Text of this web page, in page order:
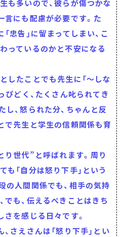
も多いので、彼らが傷つかな
言にも配慮が必要です。た
忠告」に留まってしまい、こ
っているのかと不安になる
したことでも先生に「～しな
ぴどく、たくさん叱られてき
し、怒られた分、ちゃんと反
で先生と学生の信頼関係も育
世代”と呼ばれます。周り
「自分は怒り下手」という
の人間関係でも、相手の気持
でも、伝えるべきことはきち
さを感じる日々です。
さえさんは「怒り下手」とい